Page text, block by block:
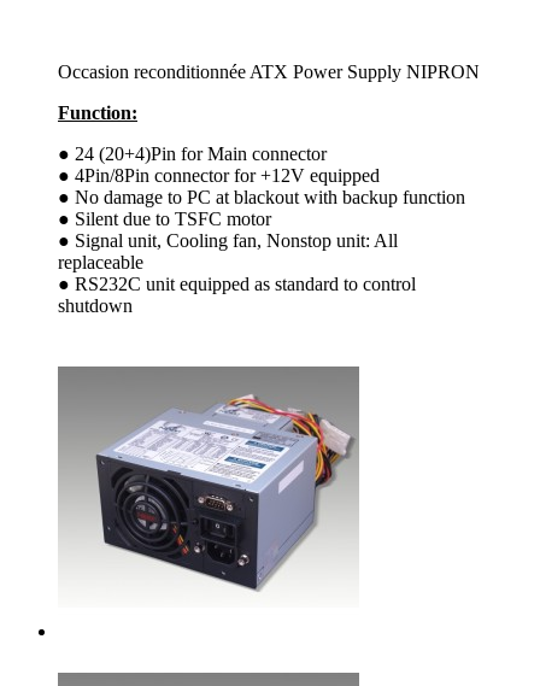
Occasion reconditionnée ATX Power Supply NIPRON
Function:
● 24 (20+4)Pin for Main connector
● 4Pin/8Pin connector for +12V equipped
● No damage to PC at blackout with backup function
● Silent due to TSFC motor
● Signal unit, Cooling fan, Nonstop unit: All
replaceable
● RS232C unit equipped as standard to control
shutdown